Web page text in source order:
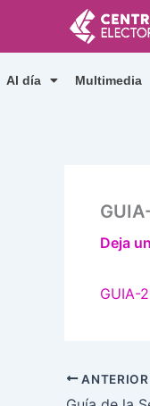
contenido
Al día Multimedia
Deja
GUIA-
ANTERIOR